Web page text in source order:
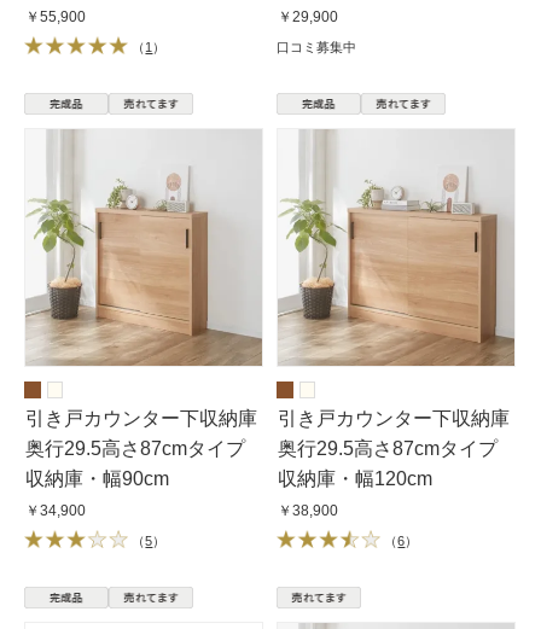
￥55,900
（1）
￥29,900
口コミ募集中
引き戸カウンター下収納庫
奥行29.5高さ87cmタイプ
収納庫・幅90cm
￥34,900
（5）
引き戸カウンター下収納庫
奥行29.5高さ87cmタイプ
収納庫・幅120cm
￥38,900
（6）